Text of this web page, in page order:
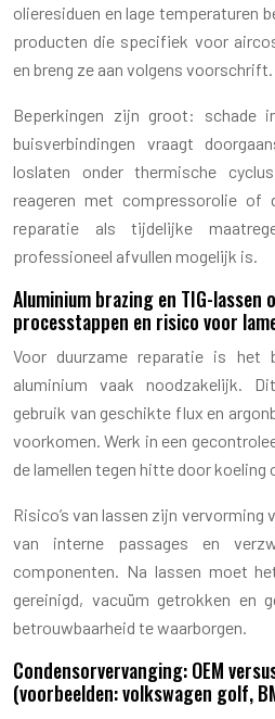
olieresiduen en lage temperaturen
producten die specifiek voor
en breng ze aan volgens voorschrift.
Beperkingen zijn groot: schade
buisverbindingen vraagt
loslaten onder thermische
reageren met compressorolie of
reparatie als tijdelijke
professioneel afvullen mogelijk is.
Aluminium brazing en TIG-lassen
processtappen en risico voor
Voor duurzame reparatie is het
aluminium vaak noodzakelijk.
gebruik van geschikte flux en
voorkomen. Werk in een
de lamellen tegen hitte door
Risico’s van lassen zijn vervorming
van interne passages en
componenten. Na lassen moet
gereinigd, vacuüm getrokken en
betrouwbaarheid te waarborgen.
Condensorvervanging: OEM
(voorbeelden: volkswagen golf,